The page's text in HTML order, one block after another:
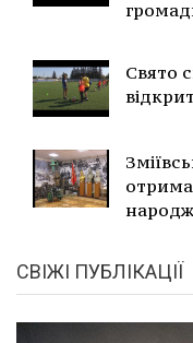
Свято
СВІЖІ ПУБЛІКАЦІЇ